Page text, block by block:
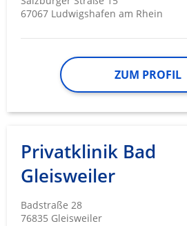
67067 Ludwigshafen am Rhein
ZUM PROFIL
Privatklinik Bad
Gleisweiler
Badstraße 28
76835 Gleisweiler